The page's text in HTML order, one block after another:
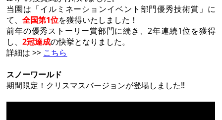
当園は「イルミネーションイベント部門優秀技術賞」に
て、全国第1位を獲得いたしました！
前年の優秀ストーリー賞部門に続き、2年連続1位を獲得
し、2冠達成の快挙となりました。
詳細は >> こちら
スノーワールド
期間限定！クリスマスバージョンが登場しました‼